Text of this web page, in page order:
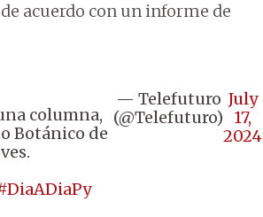
acuerdo con un informe de
columna,
Botánico de
— Telefuturo
(@Telefuturo)
July
17,
2024